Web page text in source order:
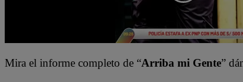
Mira el informe completo de “Arriba mi Gente”